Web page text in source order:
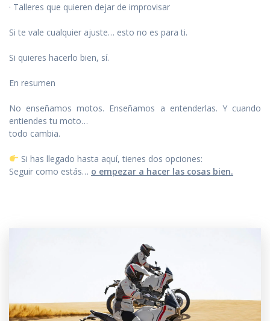
· Talleres que quieren dejar de improvisar
Si te vale cualquier ajuste… esto no es para ti.
Si quieres hacerlo bien, sí.
En resumen
No enseñamos motos. Enseñamos a entenderlas. Y cuando
entiendes tu moto…
todo cambia.
Si has llegado hasta aquí, tienes dos opciones:
Seguir como estás… o empezar a hacer las cosas bien.